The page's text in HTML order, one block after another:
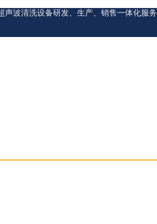
声波清洗设备研发、生产、销售一体化服